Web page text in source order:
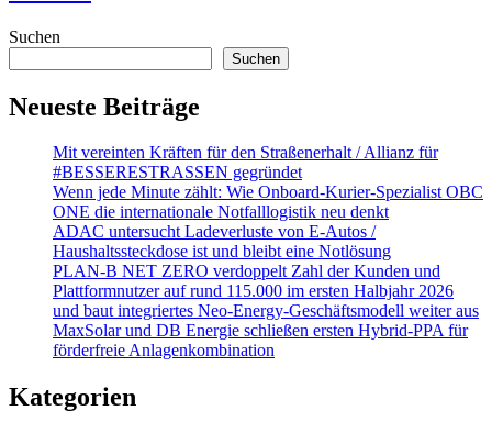
Suchen
Suchen
Neueste Beiträge
Mit vereinten Kräften für den Straßenerhalt / Allianz für
#BESSERESTRASSEN gegründet
Wenn jede Minute zählt: Wie Onboard-Kurier-Spezialist OBC
ONE die internationale Notfalllogistik neu denkt
ADAC untersucht Ladeverluste von E-Autos /
Haushaltssteckdose ist und bleibt eine Notlösung
PLAN-B NET ZERO verdoppelt Zahl der Kunden und
Plattformnutzer auf rund 115.000 im ersten Halbjahr 2026
und baut integriertes Neo-Energy-Geschäftsmodell weiter aus
MaxSolar und DB Energie schließen ersten Hybrid-PPA für
förderfreie Anlagenkombination
Kategorien